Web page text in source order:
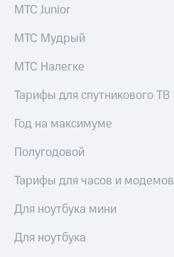
МТС Junior
МТС Мудрый
МТС Налегке
Тарифы для спутникового ТВ
Год на максимуме
Полугодовой
Тарифы для часов и модемов
Для ноутбука мини
Для ноутбука